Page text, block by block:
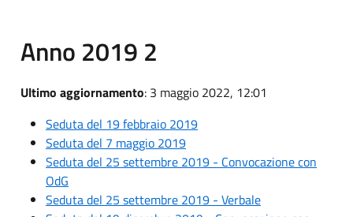
Anno 2019 2
Ultimo aggiornamento: 3 maggio 2022, 12:01
Seduta del 19 febbraio 2019
Seduta del 7 maggio 2019
Seduta del 25 settembre 2019 - Convocazione con
OdG
Seduta del 25 settembre 2019 - Verbale